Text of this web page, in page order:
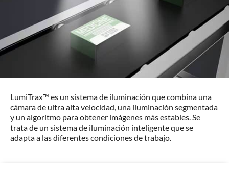
LumiTrax™ es un sistema de iluminación que combina una
cámara de ultra alta velocidad, una iluminación segmentada
y un algoritmo para obtener imágenes más estables. Se
trata de un sistema de iluminación inteligente que se
adapta a las diferentes condiciones de trabajo.